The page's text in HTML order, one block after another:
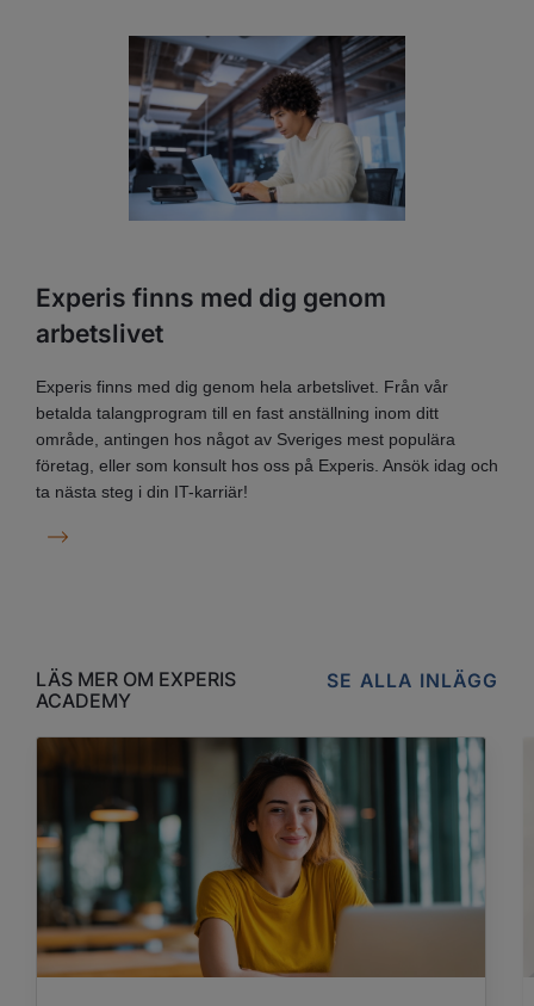
Experis finns med dig genom
arbetslivet
Experis finns med dig genom hela arbetslivet. Från vår
betalda talangprogram till en fast anställning inom ditt
område, antingen hos något av Sveriges mest populära
företag, eller som konsult hos oss på Experis. Ansök idag och
ta nästa steg i din IT-karriär!
LÄS MER OM EXPERIS
ACADEMY
SE ALLA INLÄGG